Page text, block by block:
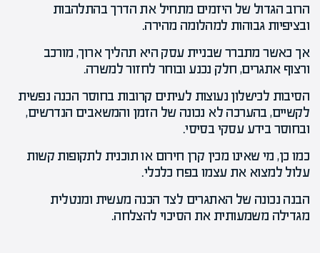
הרוב הגדול של היזמים מתחיל את הדרך בהתלהבות
ובציפיות גבוהות למהלומה מהירה.
אך כאשר מתברר שבניית עסק היא תהליך ארוך, מורכב
ורצוף אתגרים, חלק נכנע ובוחר לחזור למשרה.
הסיבות לכישלון נעוצות לעיתים קרובות בחוסר הכנה נפשית
לקשיים, בהערכה לא נכונה של הזמן והמשאבים הנדרשים,
ובחוסר בידע עסקי בסיסי.
כמו כן, מי שאינו מכין קרן חירום או תוכנית לתקופות קשות
עלול למצוא את עצמו בפח כלכלי.
הבנה נכונה של האתגרים לצד הכנה מעשית ומנטלית
מגדילה משמעותית את הסיכוי להצלחה.